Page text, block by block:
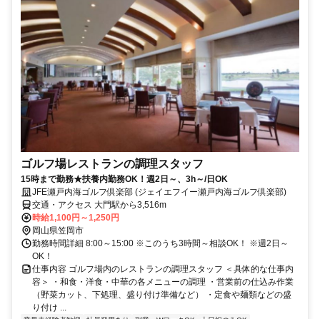
ゴルフ場レストランの調理スタッフ
15時まで勤務★扶養内勤務OK！週2日～、3h～/日OK
JFE瀬戸内海ゴルフ倶楽部 (ジェイエフイー瀬戸内海ゴルフ倶楽部)
交通・アクセス 大門駅から3,516m
時給1,100円～1,250円
岡山県笠岡市
勤務時間詳細 8:00～15:00 ※このうち3時間～相談OK！ ※週2日～
OK！
仕事内容 ゴルフ場内のレストランの調理スタッフ ＜具体的な仕事内
容＞ ・和食・洋食・中華の各メニューの調理 ・営業前の仕込み作業
（野菜カット、下処理、盛り付け準備など） ・定食や麺類などの盛
り付け ...